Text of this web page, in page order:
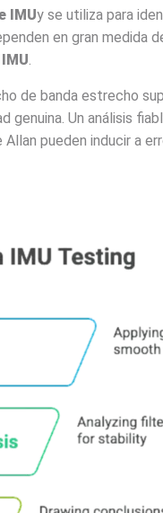
IMUy se utiliza para
en gran medida
.
de banda estrecho
Un análisis
pueden inducir a